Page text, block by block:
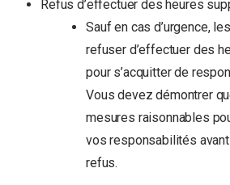
Refus d’effectuer des heures
Sauf en cas d’urgence,
refuser d’effectuer des
pour s’acquitter de
Vous devez démontrer
mesures raisonnables
vos responsabilités
refus.